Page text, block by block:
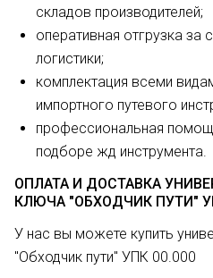
складов производителей;
оперативная отгрузка за
логистики;
комплектация всеми
импортного путевого
профессиональная
подборе жд инструмента.
ОПЛАТА И ДОСТАВКА
КЛЮЧА "ОБХОДЧИК ПУТИ"
У нас вы можете купить
"Обходчик пути" УПК 00.000